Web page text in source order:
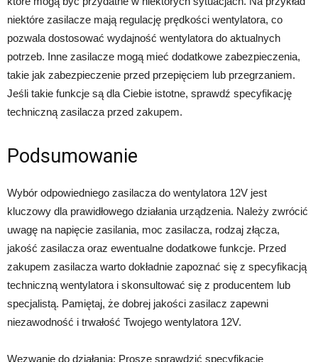
niektóre zasilacze mają regulację prędkości wentylatora, co
pozwala dostosować wydajność wentylatora do aktualnych
potrzeb. Inne zasilacze mogą mieć dodatkowe zabezpieczenia,
takie jak zabezpieczenie przed przepięciem lub przegrzaniem.
Jeśli takie funkcje są dla Ciebie istotne, sprawdź specyfikację
techniczną zasilacza przed zakupem.
Podsumowanie
Wybór odpowiedniego zasilacza do wentylatora 12V jest
kluczowy dla prawidłowego działania urządzenia. Należy zwrócić
uwagę na napięcie zasilania, moc zasilacza, rodzaj złącza,
jakość zasilacza oraz ewentualne dodatkowe funkcje. Przed
zakupem zasilacza warto dokładnie zapoznać się z specyfikacją
techniczną wentylatora i skonsultować się z producentem lub
specjalistą. Pamiętaj, że dobrej jakości zasilacz zapewni
niezawodność i trwałość Twojego wentylatora 12V.
Wezwanie do działania: Proszę sprawdzić specyfikację